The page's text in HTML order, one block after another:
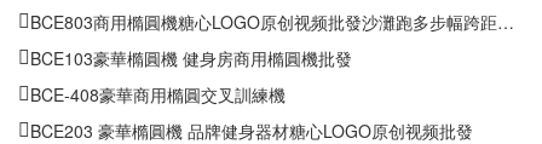
BCE803商用橢圓機糖心LOGO原创视频批發沙灘跑多步幅跨距可調
BCE103豪華橢圓機 健身房商用橢圓機批發
BCE-408豪華商用橢圓交叉訓練機
BCE203 豪華橢圓機 品牌健身器材糖心LOGO原创视频批發